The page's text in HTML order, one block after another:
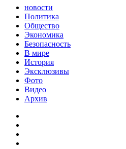
новости
Политика
Общество
Экономика
Безопасность
В мире
История
Эксклюзивы
Фото
Видео
Архив